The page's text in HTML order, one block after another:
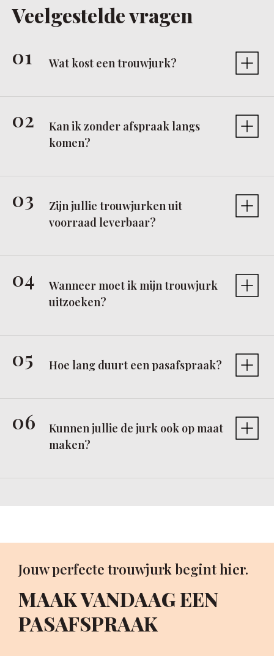
Veelgestelde vragen
Wat kost een trouwjurk?
Kan ik zonder afspraak langs
komen?
Zijn jullie trouwjurken uit
voorraad leverbaar?
Wanneer moet ik mijn trouwjurk
uitzoeken?
Hoe lang duurt een pasafspraak?
Kunnen jullie de jurk ook op maat
maken?
Jouw perfecte trouwjurk begint hier.
MAAK VANDAAG EEN
PASAFSPRAAK